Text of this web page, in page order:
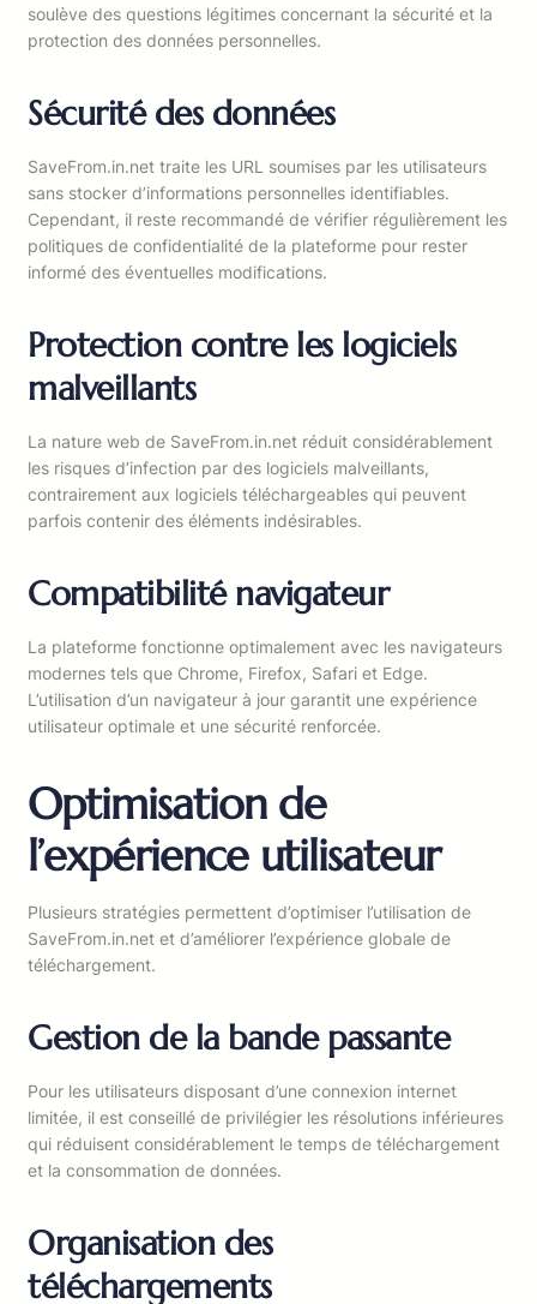
soulève des questions légitimes concernant la sécurité et la
protection des données personnelles.
Sécurité des données
SaveFrom.in.net traite les URL soumises par les utilisateurs
sans stocker d’informations personnelles identifiables.
Cependant, il reste recommandé de vérifier régulièrement les
politiques de confidentialité de la plateforme pour rester
informé des éventuelles modifications.
Protection contre les logiciels
malveillants
La nature web de SaveFrom.in.net réduit considérablement
les risques d’infection par des logiciels malveillants,
contrairement aux logiciels téléchargeables qui peuvent
parfois contenir des éléments indésirables.
Compatibilité navigateur
La plateforme fonctionne optimalement avec les navigateurs
modernes tels que Chrome, Firefox, Safari et Edge.
L’utilisation d’un navigateur à jour garantit une expérience
utilisateur optimale et une sécurité renforcée.
Optimisation de
l’expérience utilisateur
Plusieurs stratégies permettent d’optimiser l’utilisation de
SaveFrom.in.net et d’améliorer l’expérience globale de
téléchargement.
Gestion de la bande passante
Pour les utilisateurs disposant d’une connexion internet
limitée, il est conseillé de privilégier les résolutions inférieures
qui réduisent considérablement le temps de téléchargement
et la consommation de données.
Organisation des
téléchargements